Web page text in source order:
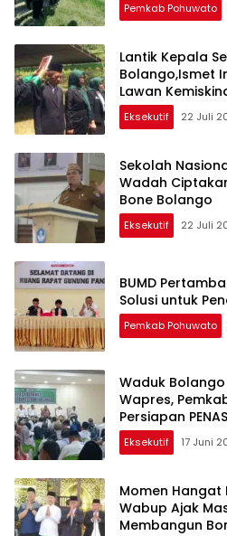
Pemkab Pohuwato
Lantik Kepala
Bolango,Ismet
Lawan
Eksekutif 22 Juli
Sekolah
Wadah
Bone Bolango
Eksekutif 22 Juli
BUMD
Solusi untuk
Pemkab Pohuwato
Waduk
Wapres,
Persiapan PENAS
Eksekutif 17 Juni
Momen
Wabup Ajak
Membangun